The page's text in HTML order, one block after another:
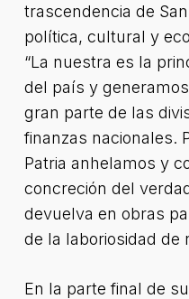
trascendencia de
política, cultural y
“La nuestra es la
del país y
gran parte de las
finanzas nacionales.
Patria anhelamos y
concreción del
devuelva en obras
de la laboriosidad de
En la parte final de